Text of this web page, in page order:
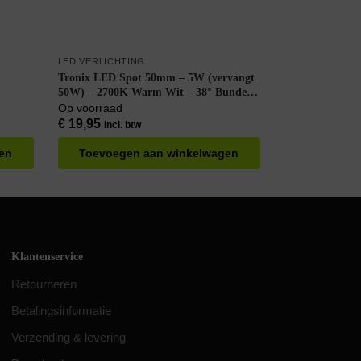
LED VERLICHTING
Tronix LED Spot 50mm – 5W (vervangt
50W) – 2700K Warm Wit – 38° Bundel –
230V – Dimbaar – Wit
Op voorraad
€19,95 Incl. btw
Toevoegen aan winkelwagen
Klantenservice
Retourneren
Betalingsinformatie
Verzending & levering